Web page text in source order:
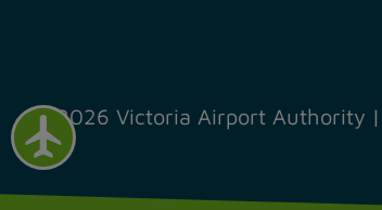
© 2026 Victoria Airport Authority |